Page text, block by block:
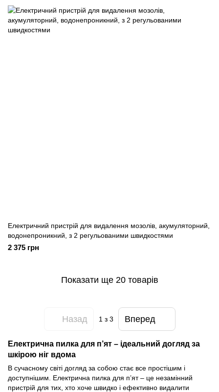
Електричний пристрій для видалення мозолів, акумуляторний,
водонепроникний, з 2 регульованими швидкостями
2 375 грн
Показати ще 20 товарів
Назад 1 з 3 Вперед
Електрична пилка для п’ят – ідеальний догляд за
шкірою ніг вдома
В сучасному світі догляд за собою стає все простішим і
доступнішим. Електрична пилка для п’ят – це незамінний
пристрій для тих, хто хоче швидко і ефективно видалити